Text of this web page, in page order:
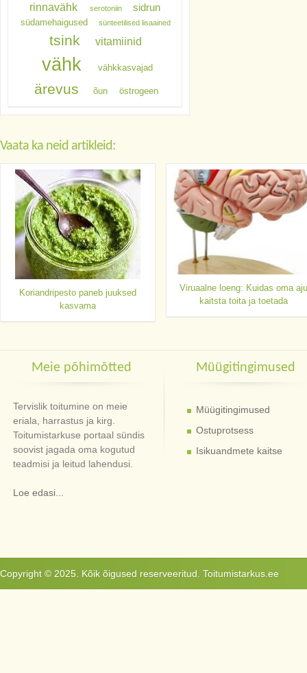
rinnavähk serotoniin sidrun
südamehaigused sünteetilised lisaained
tsink vitamiinid
vähk vähkkasvajad
ärevus õun östrogeen
Vaata ka neid artikleid:
Koriandripesto paneb juuksed
kasvama
Viruaalne loeng: Kuidas oma aju
kaitsta toita ja toetada
Meie põhimõtted
Tervislik toitumine on meie
eriala, harrastus ja kirg.
Toitumistarkuse portaal sündis
soovist jagada oma kogutud
teadmisi ja leitud lahendusi.
Loe edasi...
Müügitingimused
Müügitingimused
Ostuprotsess
Isikuandmete kaitse
Copyright © 2025. Kõik õigused reserveeritud. Toitumistarkus.ee